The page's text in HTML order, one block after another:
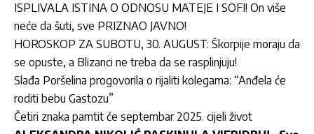
ISPLIVALA ISTINA O ODNOSU MATEJE I SOFI! On više
neće da šuti, sve PRIZNAO JAVNO!
HOROSKOP ZA SUBOTU, 30. AUGUST: Škorpije moraju da
se opuste, a Blizanci ne treba da se rasplinjuju!
Slađa Poršelina progovorila o rijaliti kolegama: “Anđela će
roditi bebu Gastozu”
Četiri znaka pamtit će septembar 2025. cijeli život